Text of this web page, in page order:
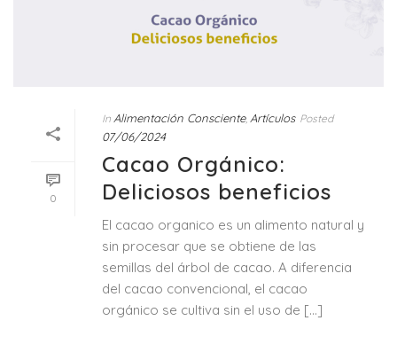
0
In Alimentación Consciente, Artículos Posted
07/06/2024
Cacao Orgánico:
Deliciosos beneficios
El cacao organico es un alimento natural y
sin procesar que se obtiene de las
semillas del árbol de cacao. A diferencia
del cacao convencional, el cacao
orgánico se cultiva sin el uso de [...]